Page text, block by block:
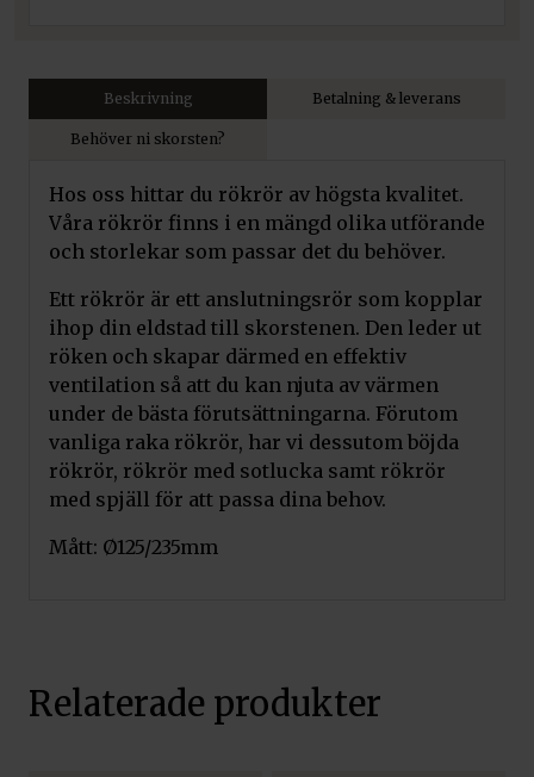
Beskrivning Betalning & leverans
Behöver ni skorsten?
Hos oss hittar du rökrör av högsta kvalitet.
Våra rökrör finns i en mängd olika utförande
och storlekar som passar det du behöver.
Ett rökrör är ett anslutningsrör som kopplar
ihop din eldstad till skorstenen. Den leder ut
röken och skapar därmed en effektiv
ventilation så att du kan njuta av värmen
under de bästa förutsättningarna. Förutom
vanliga raka rökrör, har vi dessutom böjda
rökrör, rökrör med sotlucka samt rökrör
med spjäll för att passa dina behov.
Mått: Ø125/235mm
Relaterade produkter